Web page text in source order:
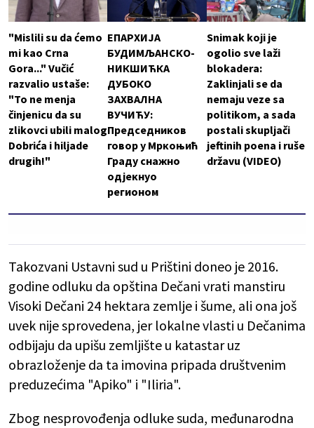
"Mislili su da ćemo
mi kao Crna
Gora..." Vučić
razvalio ustaše:
"To ne menja
činjenicu da su
zlikovci ubili malog
Dobrića i hiljade
drugih!"
ЕПАРХИЈА
БУДИМЉАНСКО-
НИКШИЋКА
ДУБОКО
ЗАХВАЛНА
ВУЧИЋУ:
Председников
говор у Мркоњић
Граду снажно
одјекнуо
регионом
Snimak koji je
ogolio sve laži
blokadera:
Zaklinjali se da
nemaju veze sa
politikom, a sada
postali skupljači
jeftinih poena i ruše
državu (VIDEO)
Takozvani Ustavni sud u Prištini doneo je 2016.
godine odluku da opština Dečani vrati manstiru
Visoki Dečani 24 hektara zemlje i šume, ali ona još
uvek nije sprovedena, jer lokalne vlasti u Dečanima
odbijaju da upišu zemljište u katastar uz
obrazloženje da ta imovina pripada društvenim
preduzećima "Apiko" i "Iliria".
Zbog nesprovođenja odluke suda, međunarodna